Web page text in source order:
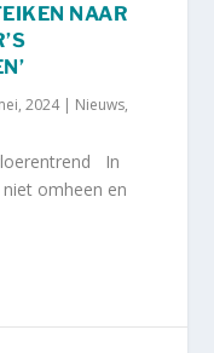
NAAR
2024| Nieuws,
In
omheen en